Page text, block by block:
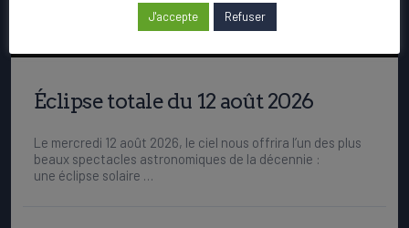
Éclipse totale du 12 août 2026
Le mercredi 12 août 2026, le ciel nous offrira l’un des plus
beaux spectacles astronomiques de la décennie :
une éclipse solaire …
J'accepte Refuser